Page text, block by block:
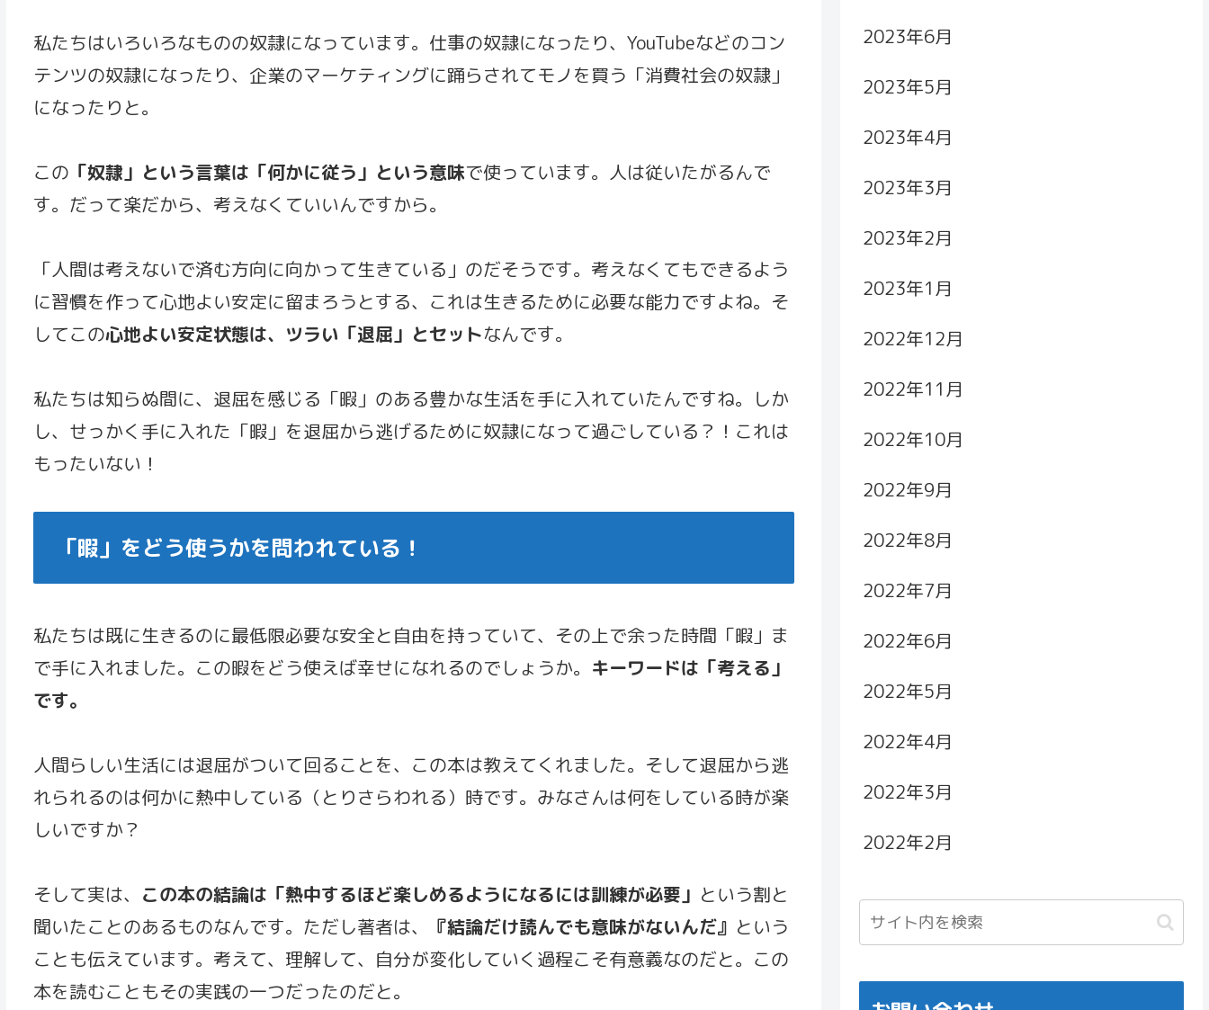
私たちはいろいろなものの奴隷になっています。仕事の奴隷になったり、YouTubeなどのコン
テンツの奴隷になったり、企業のマーケティングに踊らされてモノを買う「消費社会の奴隷」
になったりと。
この 「奴隷」という言葉は「何かに従う」という意味で使っています。人は従いたがるんで
す。だって楽だから、考えなくていいんですから。
「人間は考えないで済む方向に向かって生きている」のだそうです。考えなくてもできるよう
に習慣を作って心地よい安定に留まろうとする、これは生きるために必要な能力ですよね。そ
してこの心地よい安定状態は、ツラい「退屈」とセットなんです。
私たちは知らぬ間に、退屈を感じる「暇」のある豊かな生活を手に入れていたんですね。しか
し、せっかく手に入れた「暇」を退屈から逃げるために奴隷になって過ごしている？！これは
もったいない！
「暇」をどう使うかを問われている！
私たちは既に生きるのに最低限必要な安全と自由を持っていて、その上で余った時間「暇」ま
で手に入れました。この暇をどう使えば幸せになれるのでしょうか。 キーワードは「考える」
です。
人間らしい生活には退屈がついて回ることを、この本は教えてくれました。そして退屈から逃
れられるのは何かに熱中している（とりさらわれる）時です。みなさんは何をしている時が楽
しいですか？
そして実は、 この本の結論は「熱中するほど楽しめるようになるには訓練が必要」 という割と
聞いたことのあるものなんです。ただし著者は、
『結論だけ読んでも意味がないんだ』 という
ことも伝えています。考えて、理解して、自分が変化していく過程こそ有意義なのだと。この
本を読むこともその実践の一つだったのだと。
2023年6月
2023年5月
2023年4月
2023年3月
2023年2月
2023年1月
2022年12月
2022年11月
2022年10月
2022年9月
2022年8月
2022年7月
2022年6月
2022年5月
2022年4月
2022年3月
2022年2月